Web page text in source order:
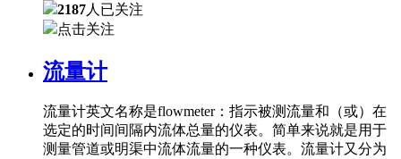
2187人已关注
点击关注
流量计
流量计英文名称是flowmeter：指示被测流量和（或）在
选定的时间间隔内流体总量的仪表。简单来说就是用于
测量管道或明渠中流体流量的一种仪表。流量计又分为